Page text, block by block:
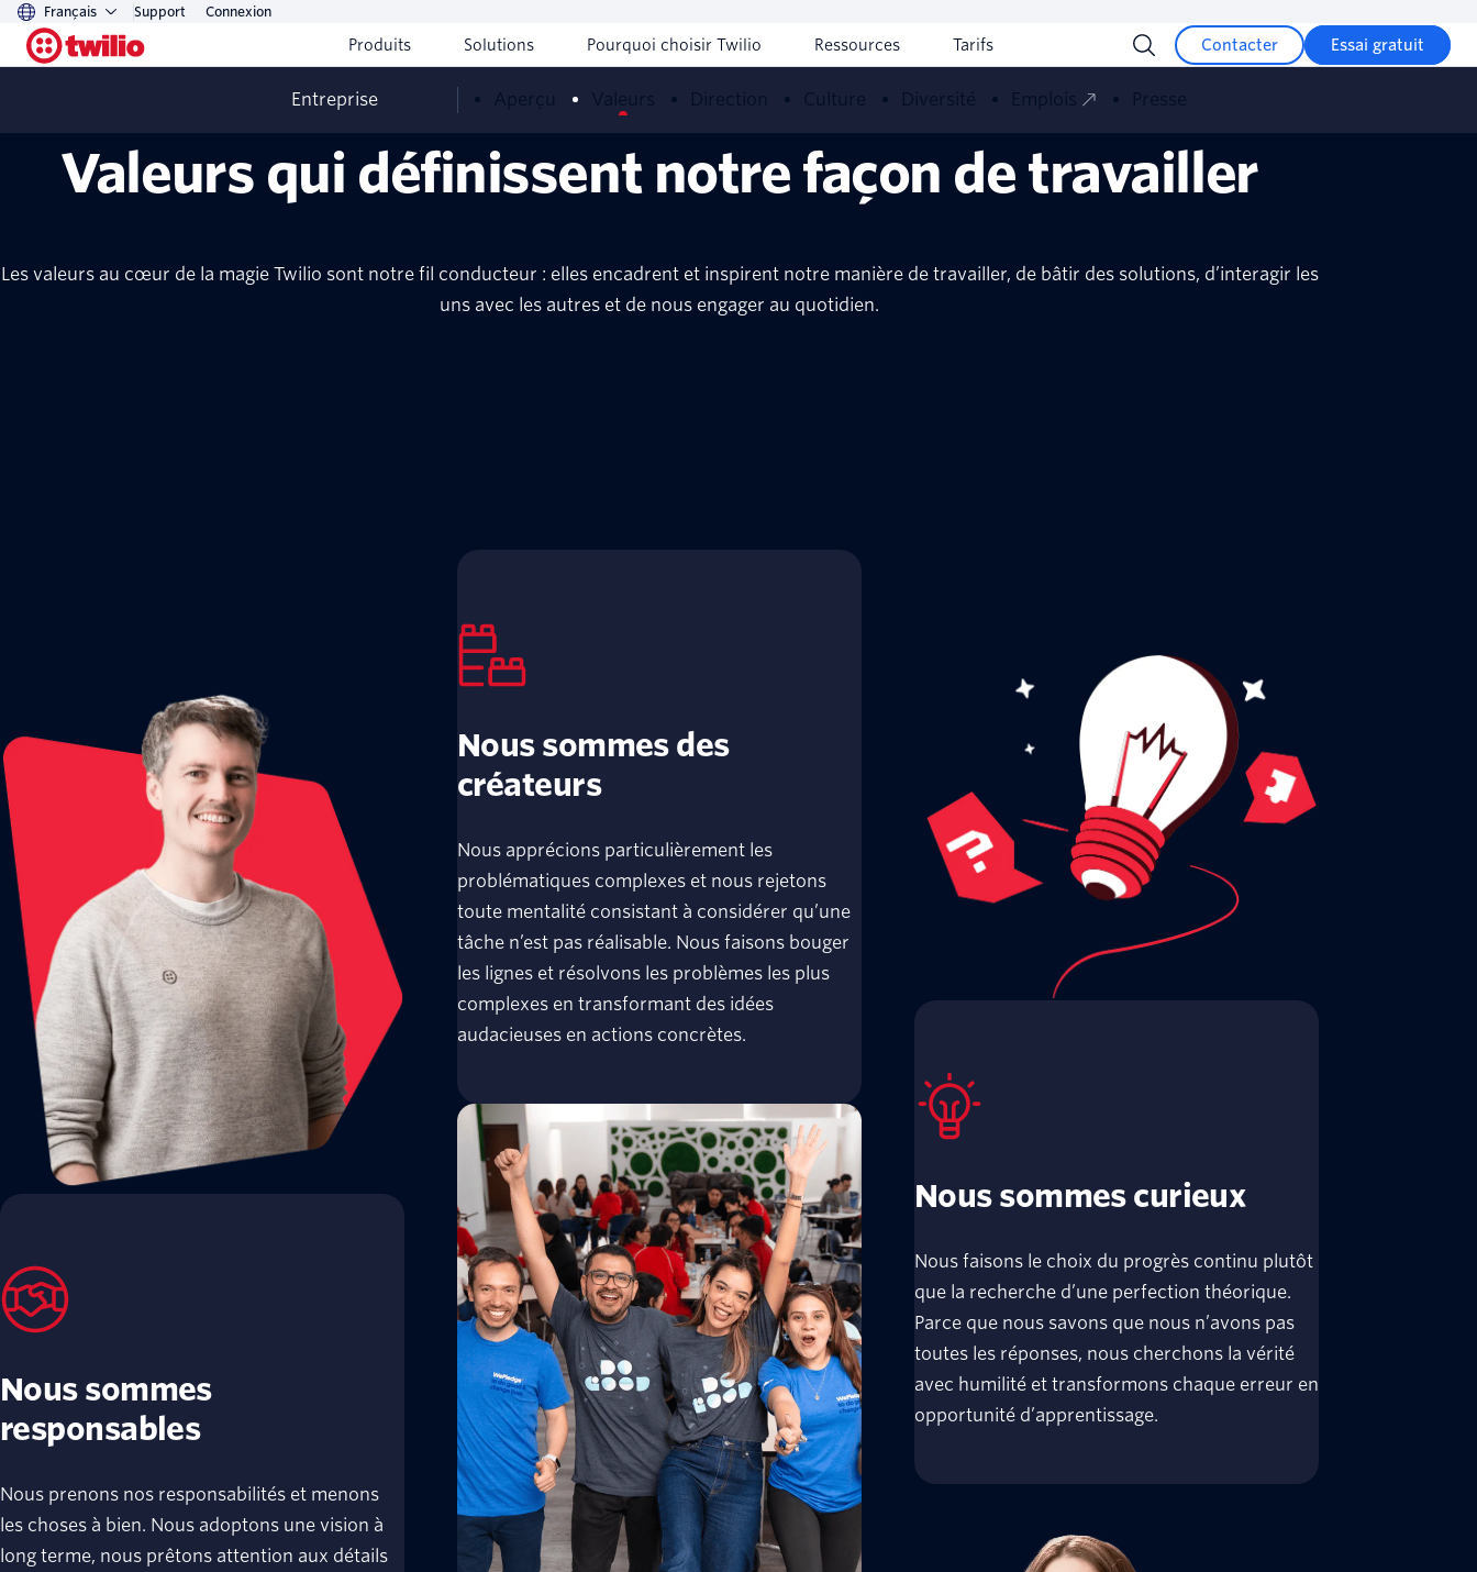
Français Support Connexion
Produits Solutions Pourquoi choisir Twilio Ressources Tarifs Contacter Essai gratuit
Entreprise Aperçu Valeurs Direction Culture Diversité Emplois Presse
Valeurs qui définissent notre façon de travailler
Les valeurs au cœur de la magie Twilio sont notre fil conducteur : elles encadrent et inspirent notre manière de travailler, de bâtir des solutions, d’interagir les
uns avec les autres et de nous engager au quotidien.
Nous sommes
responsables
Nous prenons nos responsabilités et menons
les choses à bien. Nous adoptons une vision à
long terme, nous prêtons attention aux détails
Nous sommes des
créateurs
Nous apprécions particulièrement les
problématiques complexes et nous rejetons
toute mentalité consistant à considérer qu’une
tâche n’est pas réalisable. Nous faisons bouger
les lignes et résolvons les problèmes les plus
complexes en transformant des idées
audacieuses en actions concrètes.
Nous sommes curieux
Nous faisons le choix du progrès continu plutôt
que la recherche d’une perfection théorique.
Parce que nous savons que nous n’avons pas
toutes les réponses, nous cherchons la vérité
avec humilité et transformons chaque erreur en
opportunité d’apprentissage.